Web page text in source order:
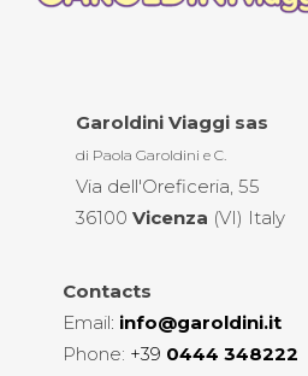
Garoldini Viaggi sas
di Paola Garoldini e C.
Via dell'Oreficeria, 55
36100 Vicenza (VI) Italy
Contacts
Email: info@garoldini.it
Phone: +39 0444 348222